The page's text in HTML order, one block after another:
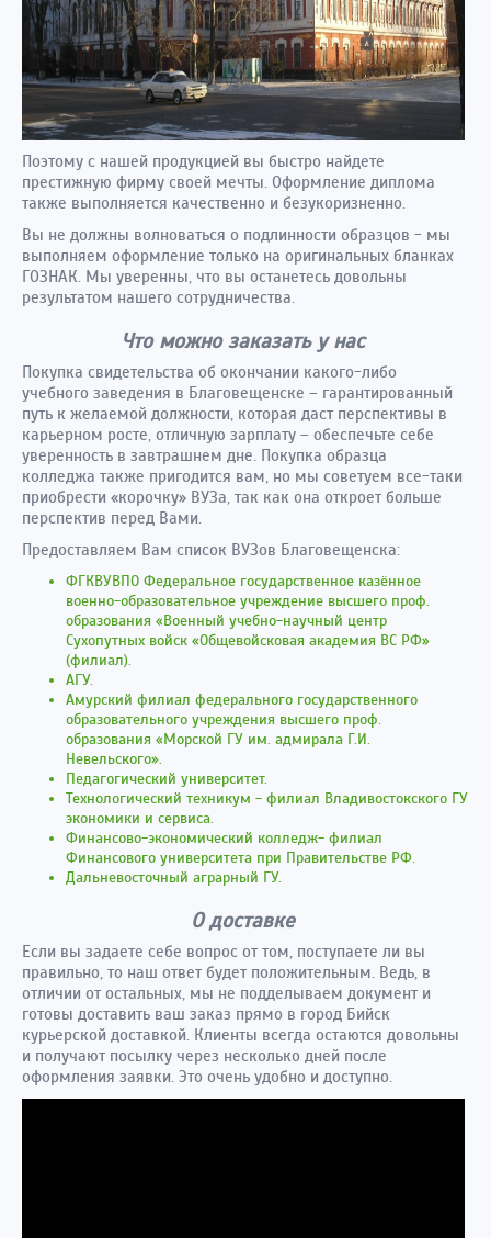
Поэтому с нашей продукцией вы быстро найдете
престижную фирму своей мечты. Оформление диплома
также выполняется качественно и безукоризненно.
Вы не должны волноваться о подлинности образцов - мы
выполняем оформление только на оригинальных бланках
ГОЗНАК. Мы уверенны, что вы останетесь довольны
результатом нашего сотрудничества.
Что можно заказать у нас
Покупка свидетельства об окончании какого-либо
учебного заведения в Благовещенске – гарантированный
путь к желаемой должности, которая даст перспективы в
карьерном росте, отличную зарплату – обеспечьте себе
уверенность в завтрашнем дне. Покупка образца
колледжа также пригодится вам, но мы советуем все-таки
приобрести «корочку» ВУЗа, так как она откроет больше
перспектив перед Вами.
Предоставляем Вам список ВУЗов Благовещенска:
ФГКВУВПО Федеральное государственное казённое
военно-образовательное учреждение высшего проф.
образования «Военный учебно-научный центр
Сухопутных войск «Общевойсковая академия ВС РФ»
(филиал).
АГУ.
Амурский филиал федерального государственного
образовательного учреждения высшего проф.
образования «Морской ГУ им. адмирала Г.И.
Невельского».
Педагогический университет.
Технологический техникум - филиал Владивостокского ГУ
экономики и сервиса.
Финансово-экономический колледж- филиал
Финансового университета при Правительстве РФ.
Дальневосточный аграрный ГУ.
О доставке
Если вы задаете себе вопрос от том, поступаете ли вы
правильно, то наш ответ будет положительным. Ведь, в
отличии от остальных, мы не подделываем документ и
готовы доставить ваш заказ прямо в город Бийск
курьерской доставкой. Клиенты всегда остаются довольны
и получают посылку через несколько дней после
оформления заявки. Это очень удобно и доступно.